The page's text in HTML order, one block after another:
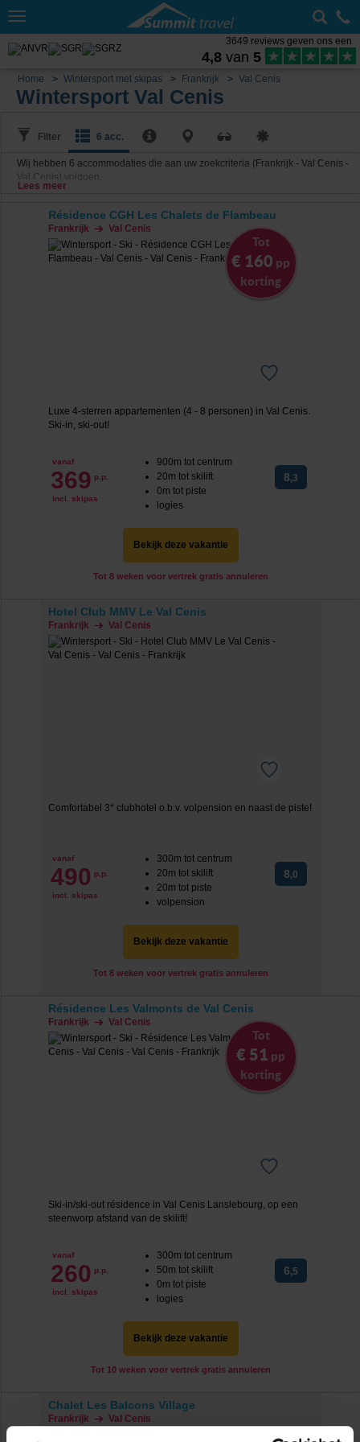
Toggle
3649 reviews geven ons een
4,8 van 5
Home Wintersport met skipas Frankrijk Val Cenis
Wintersport Val Cenis
Filter 6 acc.
Wij hebben 6 accommodaties die aan uw zoekcriteria (Frankrijk - Val Cenis -
Val Cenis) voldoen.
Lees meer
Résidence CGH Les Chalets de Flambeau
Frankrijk Val Cenis
Tot
€ 160 pp
korting
Luxe 4-sterren appartementen (4 - 8 personen) in Val Cenis.
Ski-in, ski-out!
vanaf
369 p.p.
incl. skipas
900m tot centrum
20m tot skilift
0m tot piste
logies
8,3
Bekijk deze vakantie
Tot 8 weken voor vertrek gratis annuleren
Hotel Club MMV Le Val Cenis
Frankrijk Val Cenis
Comfortabel 3* clubhotel o.b.v. volpension en naast de piste!
vanaf
490 p.p.
incl. skipas
300m tot centrum
20m tot skilift
20m tot piste
volpension
8,0
Bekijk deze vakantie
Tot 8 weken voor vertrek gratis annuleren
Résidence Les Valmonts de Val Cenis
Frankrijk Val Cenis
Tot
€ 51 pp
korting
Ski-in/ski-out résidence in Val Cenis Lanslebourg, op een
steenworp afstand van de skilift!
vanaf
260 p.p.
incl. skipas
300m tot centrum
50m tot skilift
0m tot piste
logies
6,5
Bekijk deze vakantie
Tot 10 weken voor vertrek gratis annuleren
Chalet Les Balcons Village
Frankrijk Val Cenis